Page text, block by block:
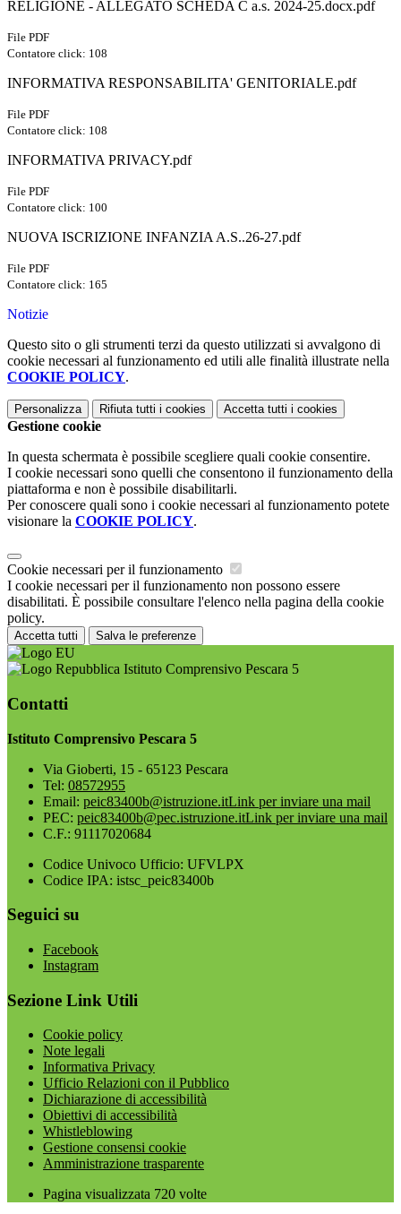
RELIGIONE - ALLEGATO SCHEDA C a.s. 2024-25.docx.pdf
File PDF
Contatore click: 108
INFORMATIVA RESPONSABILITA' GENITORIALE.pdf
File PDF
Contatore click: 108
INFORMATIVA PRIVACY.pdf
File PDF
Contatore click: 100
NUOVA ISCRIZIONE INFANZIA A.S..26-27.pdf
File PDF
Contatore click: 165
Notizie
Questo sito o gli strumenti terzi da questo utilizzati si avvalgono di
cookie necessari al funzionamento ed utili alle finalità illustrate nella
COOKIE POLICY.
Personalizza Rifiuta tutti i cookies Accetta tutti i cookies
Gestione cookie
In questa schermata è possibile scegliere quali cookie consentire.
I cookie necessari sono quelli che consentono il funzionamento della
piattaforma e non è possibile disabilitarli.
Per conoscere quali sono i cookie necessari al funzionamento potete
visionare la COOKIE POLICY.
Cookie necessari per il funzionamento
I cookie necessari per il funzionamento non possono essere
disabilitati. È possibile consultare l'elenco nella pagina della cookie
policy.
Accetta tutti Salva le preferenze
Istituto Comprensivo Pescara 5
Contatti
Istituto Comprensivo Pescara 5
Via Gioberti, 15 - 65123 Pescara
Tel: 08572955
Email: peic83400b@istruzione.itLink per inviare una mail
PEC: peic83400b@pec.istruzione.itLink per inviare una mail
C.F.: 91117020684
Codice Univoco Ufficio: UFVLPX
Codice IPA: istsc_peic83400b
Seguici su
Facebook
Instagram
Sezione Link Utili
Cookie policy
Note legali
Informativa Privacy
Ufficio Relazioni con il Pubblico
Dichiarazione di accessibilità
Obiettivi di accessibilità
Whistleblowing
Gestione consensi cookie
Amministrazione trasparente
Pagina visualizzata 720 volte